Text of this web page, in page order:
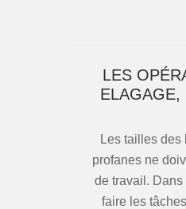
LES
ELAGAGE,
Les tailles
profanes ne
de travail.
faire les